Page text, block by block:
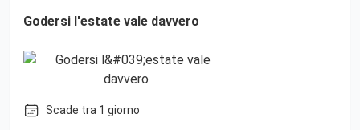
Godersi l'estate vale davvero
Scade tra 1 giorno